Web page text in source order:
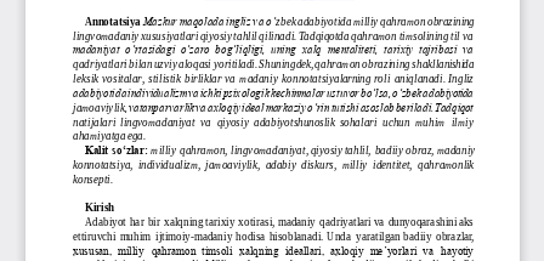
Annotatsiya Mazkur maqolada ingliz va o‘zbek adabiyotida milliy qahramon obrazining
lingvomadaniy xususiyatlari qiyosiy tahlil qilinadi. Tadqiqotda qahramon timsolining til va
madaniyat o‘rtasidagi o‘zaro bog‘liqligi, uning  xalq  mentaliteti,  tarixiy tajribasi va
qadriyatlari bilan uzviy aloqasi yoritiladi. Shuningdek, qahramon obrazining shakllanishida
leksik  vositalar,  stilistik  birliklar va  madaniy  konnotatsiyalarning roli  aniqlanadi. Ingliz
adabiyotida individualizm va ichki psixologik kechinmalar ustuvor bo‘lsa, o‘zbek adabiyotida
jamoaviylik, vatanparvarlik va axloqiy ideal markaziy o‘rin tutishi asoslab beriladi. Tadqiqot
natijalari  lingvomadaniyat  va  qiyosiy  adabiyotshunoslik  sohalari  uchun  muhim   ilmiy
ahamiyatga ega.
Kalit so‘zlar: milliy  qahramon, lingvomadaniyat, qiyosiy tahlil, badiiy obraz, madaniy
konnotatsiya,  individualizm,  jamoaviylik,  adabiy  diskurs,  milliy  identitet,  qahramonlik
konsepti.
Kirish
Adabiyot  har  bir  xalqning tarixiy  xotirasi, madaniy  qadriyatlari va  dunyoqarashini aks
ettiruvchi  muhim  ijtimoiy-madaniy  hodisa hisoblanadi.  Unda  yaratilgan  badiiy  obrazlar,
xususan,  milliy  qahramon  timsoli  xalqning  ideallari,  axloqiy  me’yorlari  va  hayotiy